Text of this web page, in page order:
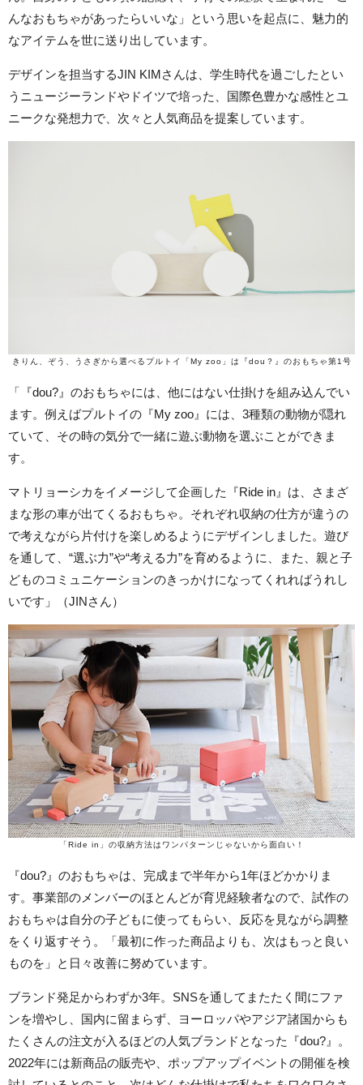
んなおもちゃがあったらいいな」という思いを起点に、魅力的
なアイテムを世に送り出しています。
デザインを担当するJIN KIMさんは、学生時代を過ごしたとい
うニュージーランドやドイツで培った、国際色豊かな感性とユ
ニークな発想力で、次々と人気商品を提案しています。
きりん、ぞう、うさぎから選べるプルトイ「My zoo」は『dou？』のおもちゃ第1号
「『dou?』のおもちゃには、他にはない仕掛けを組み込んでい
ます。例えばプルトイの『My zoo』には、3種類の動物が隠れ
ていて、その時の気分で一緒に遊ぶ動物を選ぶことができま
す。
マトリョーシカをイメージして企画した『Ride in』は、さまざ
まな形の車が出てくるおもちゃ。それぞれ収納の仕方が違うの
で考えながら片付けを楽しめるようにデザインしました。遊び
を通して、“選ぶ力”や“考える力”を育めるように、また、親と子
どものコミュニケーションのきっかけになってくれればうれし
いです」（JINさん）
「Ride in」の収納方法はワンパターンじゃないから面白い！
『dou?』のおもちゃは、完成まで半年から1年ほどかかりま
す。事業部のメンバーのほとんどが育児経験者なので、試作の
おもちゃは自分の子どもに使ってもらい、反応を見ながら調整
をくり返すそう。「最初に作った商品よりも、次はもっと良い
ものを」と日々改善に努めています。
ブランド発足からわずか3年。SNSを通してまたたく間にファ
ンを増やし、国内に留まらず、ヨーロッパやアジア諸国からも
たくさんの注文が入るほどの人気ブランドとなった『dou?』。
2022年には新商品の販売や、ポップアップイベントの開催を検